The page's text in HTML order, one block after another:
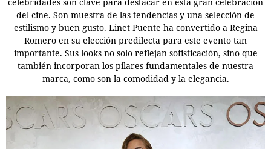
del cine. Son muestra de las tendencias y una selección de
estilismo y buen gusto. Linet Puente ha convertido a Regina
Romero en su elección predilecta para este evento tan
importante. Sus looks no solo reflejan sofisticación, sino que
también incorporan los pilares fundamentales de nuestra
marca, como son la comodidad y la elegancia.